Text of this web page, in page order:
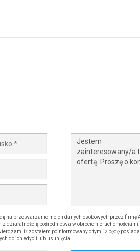
na przetwarzanie moich danych osobowych przez firmę
z działalnością pośrednictwa w obrocie nieruchomościami,
iż zostałem poinformowany o tym, iż będę
do ich edycji lub usunięcia.